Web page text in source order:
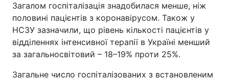
Загалом госпіталізація знадобилася менше, ніж
половині пацієнтів з коронавірусом. Також у
НСЗУ зазначили, що рівень кількості пацієнтів у
відділеннях інтенсивної терапії в Україні менший
за загальносвітовий – 18–19% проти 25%.
Загальне число госпіталізованих з встановленим